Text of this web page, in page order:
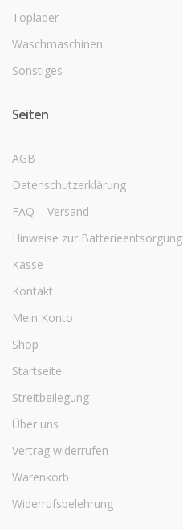
Toplader
Waschmaschinen
Sonstiges
Seiten
AGB
Datenschutzerklärung
FAQ – Versand
Hinweise zur Batterieentsorgung
Kasse
Kontakt
Mein Konto
Shop
Startseite
Streitbeilegung
Über uns
Vertrag widerrufen
Warenkorb
Widerrufsbelehrung